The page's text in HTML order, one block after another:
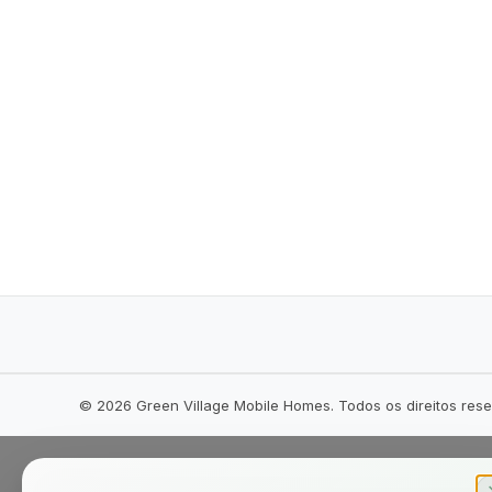
© 2026 Green Village Mobile Homes. Todos os direitos